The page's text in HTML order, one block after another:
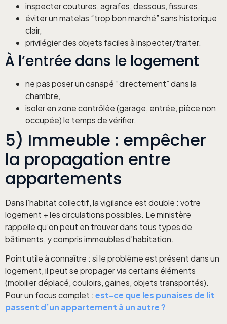
inspecter coutures, agrafes, dessous, fissures,
éviter un matelas “trop bon marché” sans historique
clair,
privilégier des objets faciles à inspecter/traiter.
À l’entrée dans le logement
ne pas poser un canapé “directement” dans la
chambre,
isoler en zone contrôlée (garage, entrée, pièce non
occupée) le temps de vérifier.
5) Immeuble : empêcher
la propagation entre
appartements
Dans l’habitat collectif, la vigilance est double : votre
logement + les circulations possibles. Le ministère
rappelle qu’on peut en trouver dans tous types de
bâtiments, y compris immeubles d’habitation.
Point utile à connaître : si le problème est présent dans un
logement, il peut se propager via certains éléments
(mobilier déplacé, couloirs, gaines, objets transportés).
Pour un focus complet : est-ce que les punaises de lit
passent d’un appartement à un autre ?